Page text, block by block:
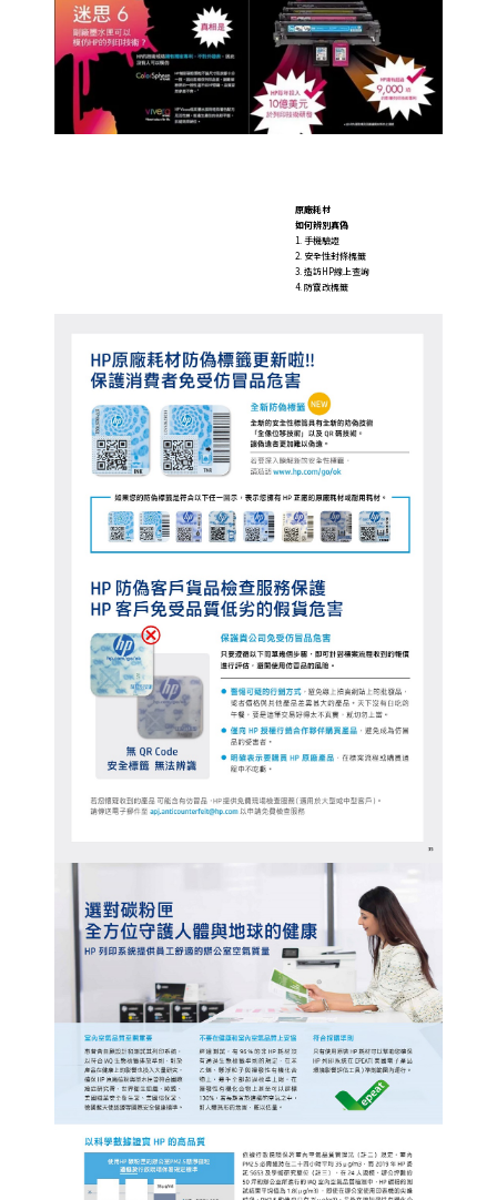
原廠耗材
如何辨別真偽
1. 手機驗證
2. 安全性封條標籤
3. 造訪HP線上查詢
4. 防竄改標籤